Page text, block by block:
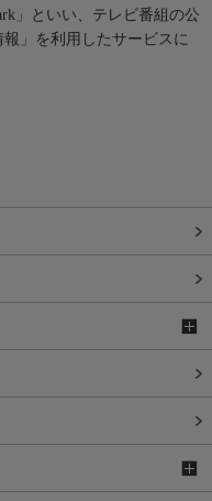
」といい、テレビ番組の公
」を利用したサービスに